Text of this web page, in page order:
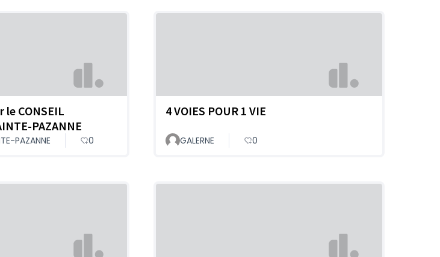
CONSEIL
PAZANNE
PAZANNE 0
4 VOIES POUR 1 VIE
GALERNE 0